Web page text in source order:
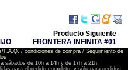
Producto Siguiente
FRONTERA INFINITA #01
F.A.Q. / condiciones de compra/ Seguimiento de
sábados de 10h a 14h y de 17h a 21h.